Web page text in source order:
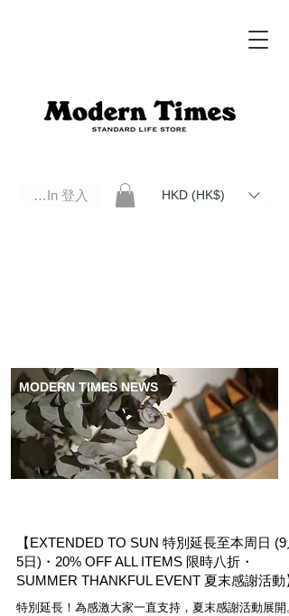
Log In 登入 HKD (HK$)
MODERN TIMES NEWS
【EXTENDED TO SUN 特別延長至本周日 (9
5日)・20% OFF ALL ITEMS 限時八折・
SUMMER THANKFUL EVENT 夏末感謝活動
特別延長！為感激大家一直支持，夏末感謝活動展開